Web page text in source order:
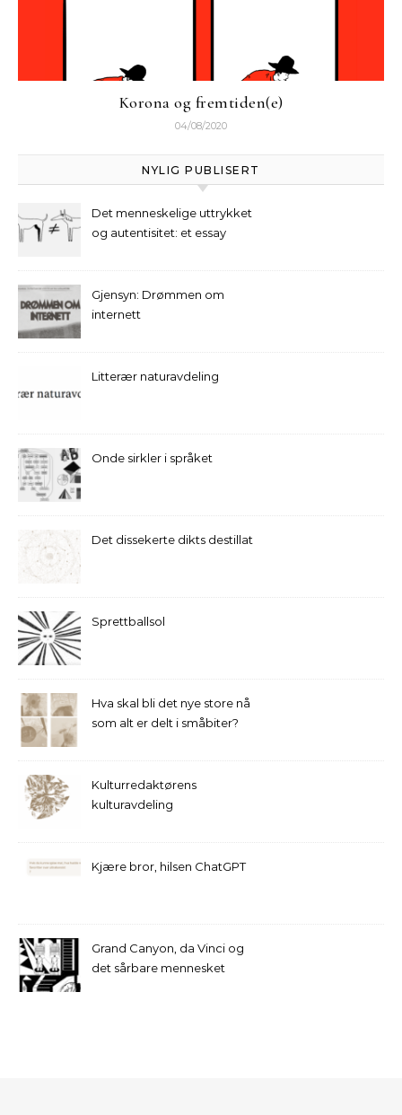
Korona og fremtiden(e)
04/08/2020
NYLIG PUBLISERT
Det menneskelige uttrykket
og autentisitet: et essay
Gjensyn: Drømmen om
internett
Litterær naturavdeling
Onde sirkler i språket
Det dissekerte dikts destillat
Sprettballsol
Hva skal bli det nye store nå
som alt er delt i småbiter?
Kulturredaktørens
kulturavdeling
Kjære bror, hilsen ChatGPT
Grand Canyon, da Vinci og
det sårbare mennesket